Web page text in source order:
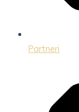
Partneri